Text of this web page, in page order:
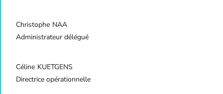
Christophe NAA
Administrateur délégué
Céline KUETGENS
Directrice opérationnelle